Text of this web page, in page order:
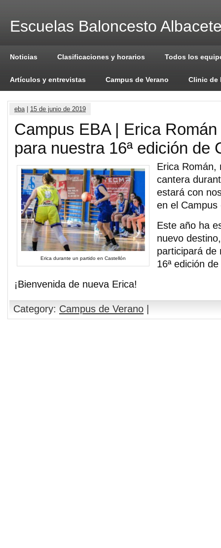
Escuelas Baloncesto
Noticias Clasificaciones y horarios Todos los
Artículos y entrevistas Campus de Verano Clinic de
eba| 15 de junio de 2019
Campus EBA | Erica
para nuestra 16ª edición de
Erica durante un partido en Castellón
Erica Román,
cantera
estará con
en el Campus
Este año ha
nuevo
participará de
16ª edición
¡Bienvenida de nueva Erica!
Category: Campus de Verano